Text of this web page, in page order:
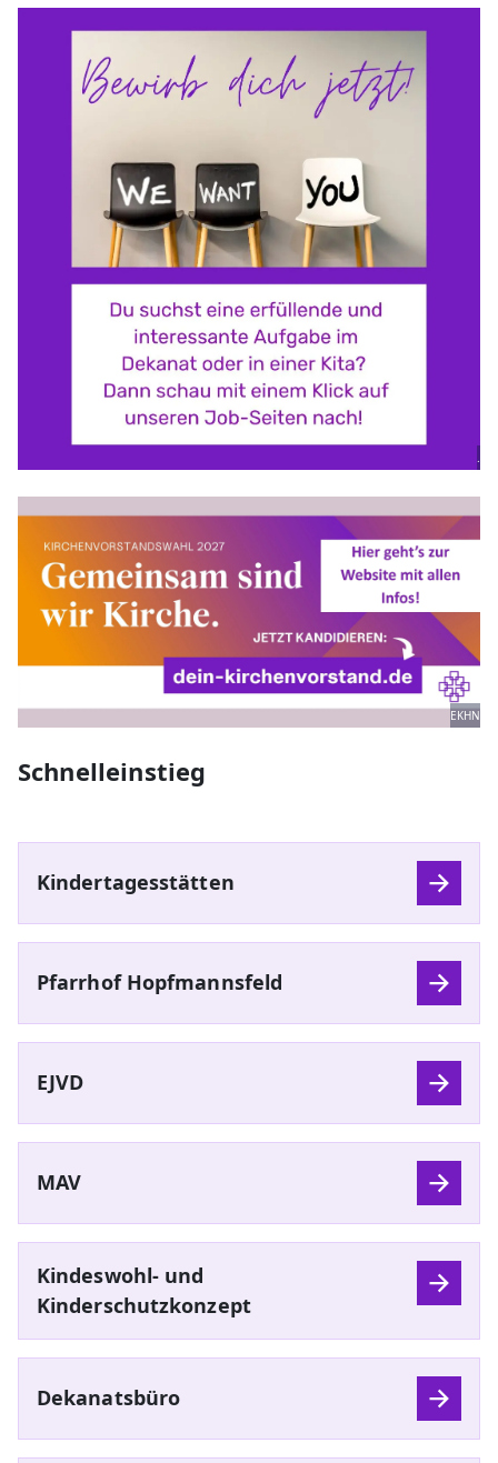
EKHN
Schnelleinstieg
Kindertagesstätten
Pfarrhof Hopfmannsfeld
EJVD
MAV
Kindeswohl- und
Kinderschutzkonzept
Dekanatsbüro